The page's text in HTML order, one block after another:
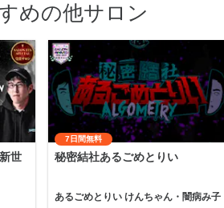
めの他サロン
世
7日間無料
秘密結社あるごめとりい
あるごめとりい けんちゃん・闇病み子